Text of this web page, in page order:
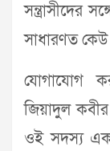
সন্ত্রাসীদের
সাধারণত কেউ
যোগাযোগ
জিয়াদুল
ওই সদস্য এক